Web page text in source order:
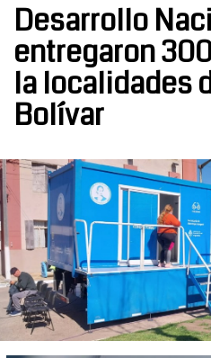
Desarrollo
entregaron
la localidades
Bolívar